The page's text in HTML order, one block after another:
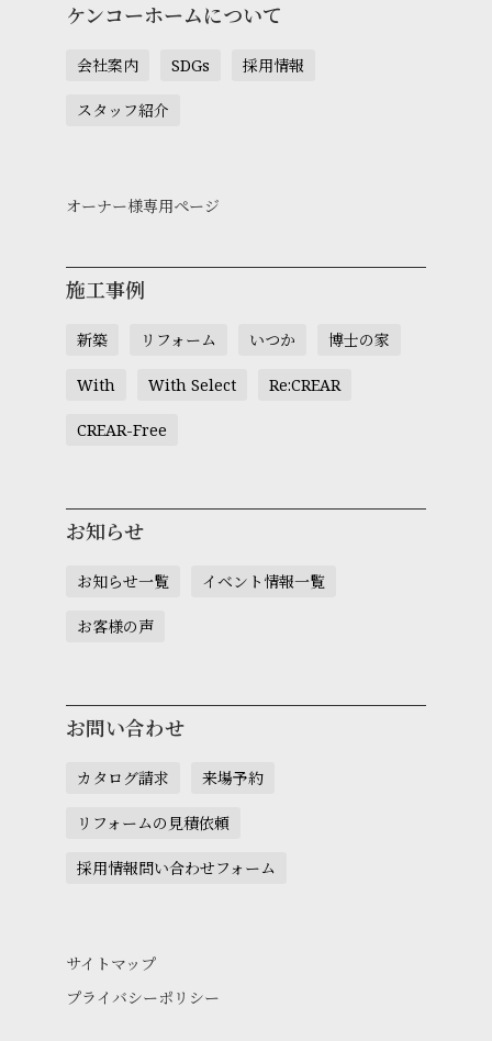
ケンコーホームについて
会社案内 SDGs 採用情報
スタッフ紹介
オーナー様専用ページ
施工事例
新築 リフォーム いつか 博士の家
With With Select Re:CREAR
CREAR-Free
お知らせ
お知らせ一覧 イベント情報一覧
お客様の声
お問い合わせ
カタログ請求 来場予約
リフォームの見積依頼
採用情報問い合わせフォーム
サイトマップ
プライバシーポリシー